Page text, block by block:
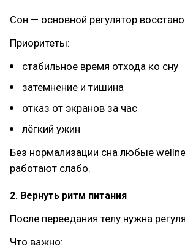
Сон — основной регулятор
Приоритеты:
стабильное время отхода ко сну
затемнение и тишина
отказ от экранов за час
лёгкий ужин
Без нормализации сна любые
работают слабо.
2. Вернуть ритм питания
После переедания телу нужна
Что важно: